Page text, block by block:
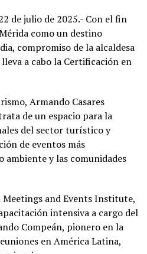
de julio de 2025.- Con el fin
como un destino
compromiso de la alcaldesa
a cabo la Certificación en
Armando Casares
de un espacio para la
del sector turístico y
de eventos más
ambiente y las comunidades
Meetings and Events Institute,
intensiva a cargo del
Compeán, pionero en la
en América Latina,